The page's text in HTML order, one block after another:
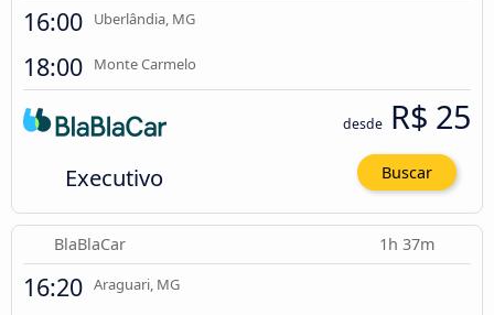
16:00 Uberlândia, MG
18:00 Monte Carmelo
Executivo
desde R$ 25
Buscar
BlaBlaCar 1h 37m
16:20 Araguari, MG